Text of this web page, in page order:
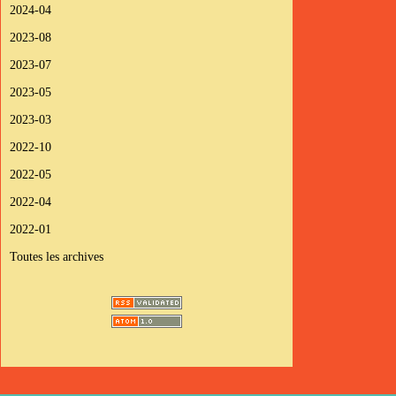
2024-04
2023-08
2023-07
2023-05
2023-03
2022-10
2022-05
2022-04
2022-01
Toutes les archives